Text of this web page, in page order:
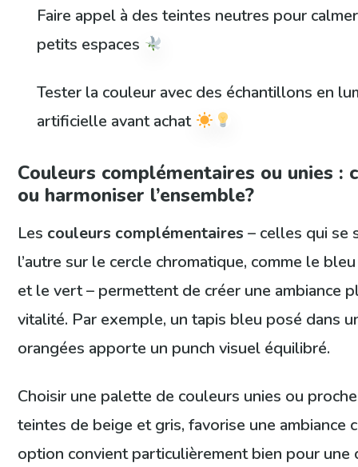
Faire appel à des teintes neutres pour
petits espaces
Tester la couleur avec des échantillons en
artificielle avant achat
Couleurs complémentaires ou unies :
ou harmoniser l’ensemble?
Les couleurs complémentaires – celles qui se
l’autre sur le cercle chromatique, comme le
et le vert – permettent de créer une ambiance
vitalité. Par exemple, un tapis bleu posé dans
orangées apporte un punch visuel équilibré.
Choisir une palette de couleurs unies ou
teintes de beige et gris, favorise une ambiance
option convient particulièrement bien pour une